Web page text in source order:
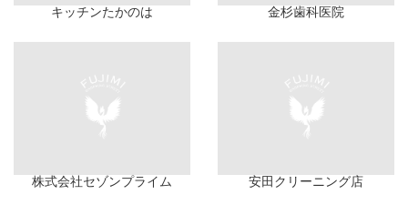
キッチンたかのは 金杉歯科医院
株式会社セゾンプライム 安田クリーニング店